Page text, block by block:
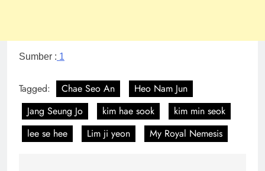
Sumber : 1
Tagged: Chae Seo An
Heo Nam Jun
Jang Seung Jo
kim hae sook
kim min seok
lee se hee
Lim ji yeon My Royal Nemesis